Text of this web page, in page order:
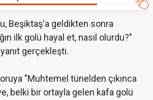
Beşiktaş'a geldikten sonra
ilk golü hayal et, nasıl olurdu?"
gerçekleşti.
"Muhtemel tünelden çıkınca
belki bir ortayla gelen kafa golü